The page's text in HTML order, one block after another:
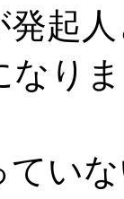
起人
なり
い